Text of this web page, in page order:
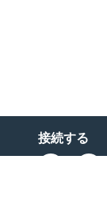
接続する